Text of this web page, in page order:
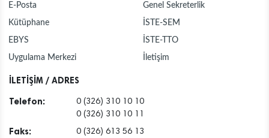
E-Posta
Kütüphane
EBYS
Uygulama Merkezi
Genel Sekreterlik
İSTE-SEM
İSTE-TTO
İletişim
İLETİŞİM / ADRES
Telefon:
0 (326) 310 10 10
0 (326) 310 10 11
Faks: 0 (326) 613 56 13